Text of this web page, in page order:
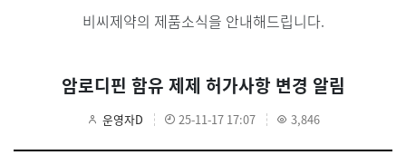
비씨제약의 제품소식을 안내해드립니다.
암로디핀 함유 제제 허가사항 변경 알림
운영자D 25-11-17 17:07 3,846